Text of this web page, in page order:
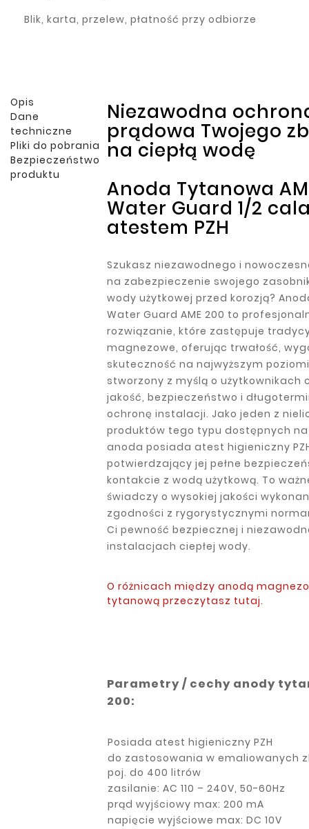
Blik, karta, przelew, płatność przy odbiorze
Opis
Dane
techniczne
Pliki do pobrania
Bezpieczeństwo
produktu
Niezawodna
prądowa Twojego
na ciepłą wodę
Anoda Tytanowa
Water Guard 1/2
atestem PZH
Szukasz niezawodnego i
na zabezpieczenie swojego
wody użytkowej przed korozją?
Water Guard AME 200 to
rozwiązanie, które zastępuje
magnezowe, oferując trwałość,
skuteczność na najwyższym
stworzony z myślą o użytkownikach
jakość, bezpieczeństwo i
ochronę instalacji. Jako jeden z
produktów tego typu dostępnych
anoda posiada atest higieniczny
potwierdzający jej pełne
kontakcie z wodą użytkową. To
świadczy o wysokiej jakości
zgodności z rygorystycznymi
Ci pewność bezpiecznej i
instalacjach ciepłej wody.
O różnicach między anodą
tytanową przeczytasz tutaj.
Parametry / cechy anody
200:
Posiada atest higieniczny PZH
do zastosowania w emaliowanych
poj. do 400 litrów
zasilanie: AC 110 – 240V, 50-60Hz
prąd wyjściowy max: 200 mA
napięcie wyjściowe max: DC 10V